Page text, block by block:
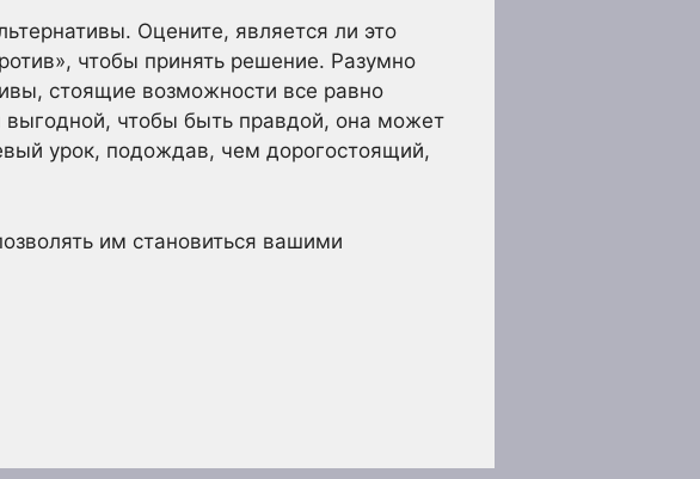
Оцените, является ли это
чтобы принять решение. Разумно
стоящие возможности все равно
чтобы быть правдой, она может
урок, подождав, чем дорогостоящий,
им становиться вашими